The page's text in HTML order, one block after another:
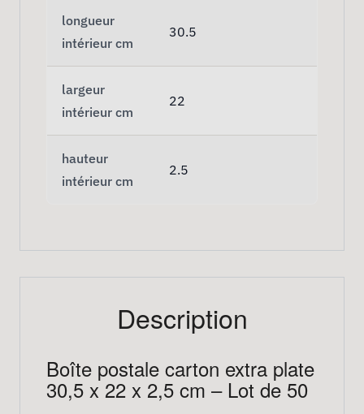
longueur
intérieur cm
30.5
largeur
intérieur cm
22
hauteur
intérieur cm
2.5
Description
Boîte postale carton extra plate
30,5 x 22 x 2,5 cm – Lot de 50